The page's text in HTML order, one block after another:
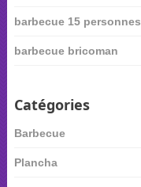
barbecue 15 personnes
barbecue bricoman
Catégories
Barbecue
Plancha